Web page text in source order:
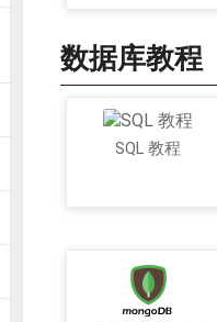
数据库教程
SQL 教程